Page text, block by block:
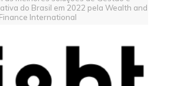
do Brasil em 2022 pela Wealth and
Finance International